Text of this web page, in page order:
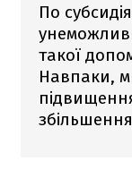
По
такої
Навпаки,